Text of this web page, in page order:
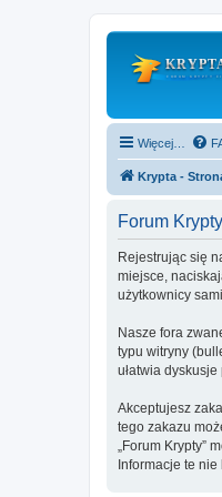
Więcej…
Krypta -
Forum
Rejestrując się
miejsce,
użytkownicy
Nasze fora
typu witryny
ułatwia
Akceptujesz
tego zakazu
„Forum
Informacje te